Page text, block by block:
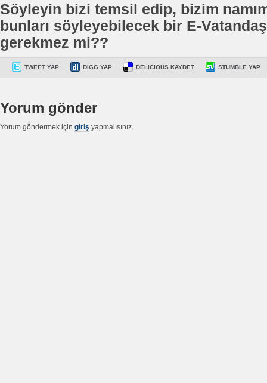
Söyleyin bizi temsil edip, bizim
bunları söyleyebilecek bir E-Vatandaş
gerekmez mi??
TWEET YAP DIGG YAP DELICIOUS KAYDET STUMBLE YAP
Yorum gönder
Yorum göndermek için giriş yapmalısınız.